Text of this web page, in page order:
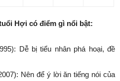
Hợi có điểm gì nổi bật:
Dễ bị tiểu nhân phá hoại, đề
Nên để ý lời ăn tiếng nói của